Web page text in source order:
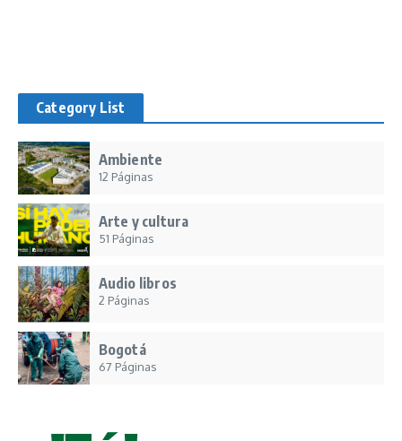
Category List
Ambiente
12 Páginas
Arte y cultura
51 Páginas
Audio libros
2 Páginas
Bogotá
67 Páginas